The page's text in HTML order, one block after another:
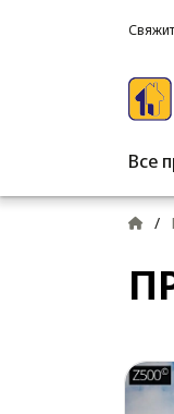
Все
/